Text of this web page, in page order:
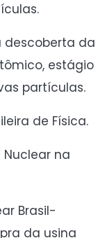
descoberta da
estágio
partículas.
de Física.
na
Brasil-
da usina